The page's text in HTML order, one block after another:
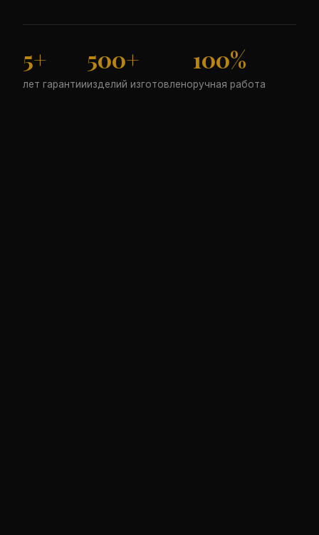
5+
лет гарантии
500+
изделий изготовлено
100%
ручная работа